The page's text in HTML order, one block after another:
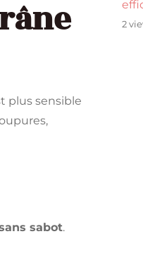
plus sensible
sabot.
2